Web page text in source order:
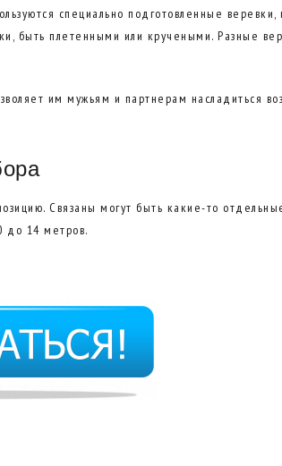
специально подготовленные
быть плетенными или кручеными. Разные
им мужьям и партнерам насладиться
Связаны могут быть какие-то
до 14 метров.